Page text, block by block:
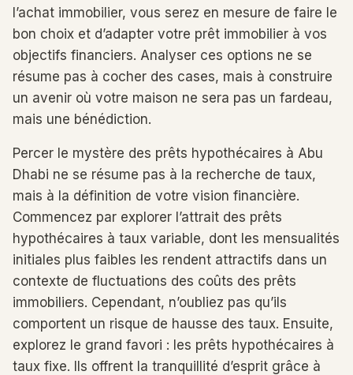
l’achat immobilier, vous serez en mesure de faire le
bon choix et d’adapter votre prêt immobilier à vos
objectifs financiers. Analyser ces options ne se
résume pas à cocher des cases, mais à construire
un avenir où votre maison ne sera pas un fardeau,
mais une bénédiction.
Percer le mystère des prêts hypothécaires à Abu
Dhabi ne se résume pas à la recherche de taux,
mais à la définition de votre vision financière.
Commencez par explorer l’attrait des prêts
hypothécaires à taux variable, dont les mensualités
initiales plus faibles les rendent attractifs dans un
contexte de fluctuations des coûts des prêts
immobiliers. Cependant, n’oubliez pas qu’ils
comportent un risque de hausse des taux. Ensuite,
explorez le grand favori : les prêts hypothécaires à
taux fixe. Ils offrent la tranquillité d’esprit grâce à